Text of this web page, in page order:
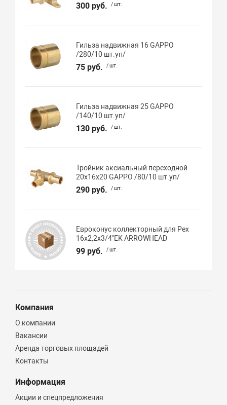
300 руб. / шт.
Гильза надвижная 16 GAPPO
/280/10 шт.уп/
75 руб. / шт.
Гильза надвижная 25 GAPPO
/140/10 шт.уп/
130 руб. / шт.
Тройник аксиальный переходной
20х16х20 GAPPO /80/10 шт.уп/
290 руб. / шт.
Евроконус коллекторный для Pex
16х2,2х3/4"EK ARROWHEAD
99 руб. / шт.
Компания
О компании
Вакансии
Аренда торговых площадей
Контакты
Информация
Акции и спецпредложения